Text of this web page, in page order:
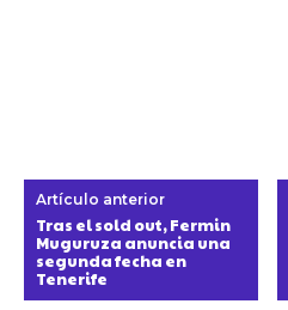
Artículo anterior
Tras el sold out, Fermin
Muguruza anuncia una
segunda fecha en
Tenerife